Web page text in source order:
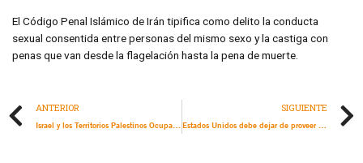
El Código Penal Islámico de Irán tipifica como delito la conducta
sexual consentida entre personas del mismo sexo y la castiga con
penas que van desde la flagelación hasta la pena de muerte.
ANTERIOR
Israel y los Territorios Palestinos Ocupados: Una vez más, el ciclo de impunidad obliga a la población civil a pagar el precio de la escalada de hostilidades
SIGUIENTE
Estados Unidos debe dejar de proveer armas usadas para reprimir protestas en Colombia